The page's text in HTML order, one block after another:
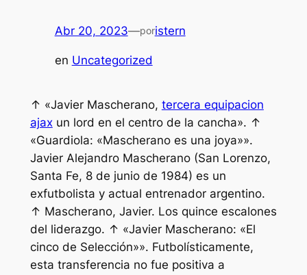
Abr 20, 2023—poristern
en Uncategorized
↑ «Javier Mascherano, tercera equipacion
ajaxun lord en el centro de la cancha». ↑
«Guardiola: «Mascherano es una joya»».
Javier Alejandro Mascherano (San Lorenzo,
Santa Fe, 8 de junio de 1984) es un
exfutbolista y actual entrenador argentino.
↑ Mascherano, Javier. Los quince escalones
del liderazgo. ↑ «Javier Mascherano: «El
cinco de Selección»». Futbolísticamente,
esta transferencia no fue positiva a